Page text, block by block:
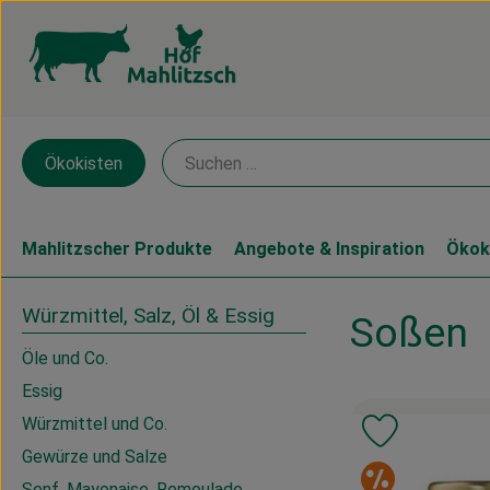
Ökokisten
Mahlitzscher Produkte Angebote & Inspiration
Würzmittel, Salz, Öl & Essig
Öle und Co.
Essig
Würzmittel und Co.
Gewürze und Salze
Soßen
Produkt